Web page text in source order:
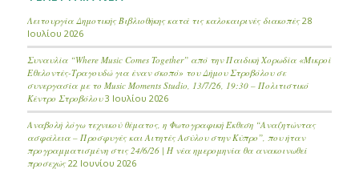
Λειτουργία Δημοτικής Βιβλιοθήκης κατά τις καλοκαιρινές διακοπές 28
Ιουλίου 2026
Συναυλία “Where Music Comes Together” από την Παιδική Χορωδία «Μικροί
Εθελοντές-Τραγουδώ για έναν σκοπό» του Δήμου Στροβόλου σε
συνεργασία με το Music Moments Studio, 13/7/26, 19:30 – Πολιτιστικό
Κέντρο Στροβόλου 3 Ιουλίου 2026
Αναβολή λόγω τεχνικού θέματος, η Φωτογραφική Έκθεση “Αναζητώντας
ασφάλεια – Προσφυγές και Αιτητές Ασύλου στην Κύπρο”, που ήταν
προγραμματισμένη στις 24/6/26 | Η νέα ημερομηνία θα ανακοινωθεί
προσεχώς 22 Ιουνίου 2026